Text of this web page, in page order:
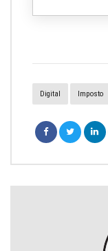
Digital Imposto